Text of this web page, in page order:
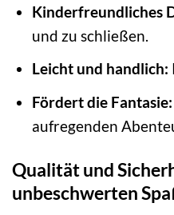
Kinderfreundliches
und zu schließen.
Leicht und handlich:
Fördert die Fantasie:
aufregenden
Qualität und
unbeschwerten